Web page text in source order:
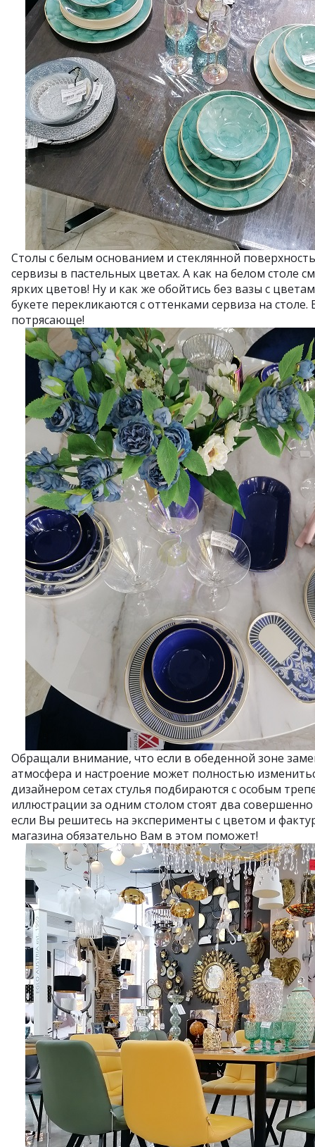
Столы с белым основанием и стеклянной
сервизы в пастельных цветах. А как на белом столе
ярких цветов! Ну и как же обойтись без вазы с
букете перекликаются с оттенками сервиза на столе.
потрясающе!
Обращали внимание, что если в обеденной зоне
атмосфера и настроение может полностью
дизайнером сетах стулья подбираются с особым
иллюстрации за одним столом стоят два совершенно
если Вы решитесь на эксперименты с цветом и
магазина обязательно Вам в этом поможет!